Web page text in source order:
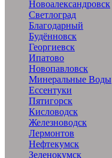
Новоалександровск
Светлоград
Благодарный
Будённовск
Георгиевск
Ипатово
Новопавловск
Минеральные Воды
Ессентуки
Пятигорск
Кисловодск
Железноводск
Лермонтов
Нефтекумск
Зеленокумск